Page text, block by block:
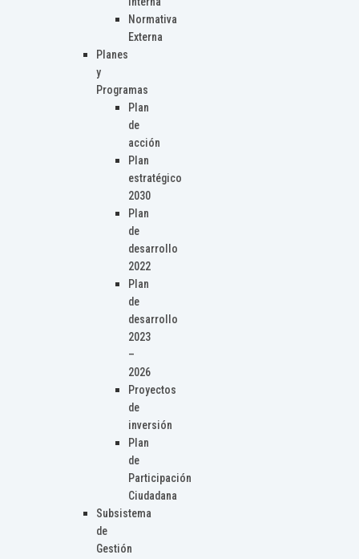
Normativa
Externa
Planes
y
Programas
Plan
de
acción
Plan
estratégico
2030
Plan
de
desarrollo
2022
Plan
de
desarrollo
2023
–
2026
Proyectos
de
inversión
Plan
de
Participación
Ciudadana
Subsistema
de
Gestión